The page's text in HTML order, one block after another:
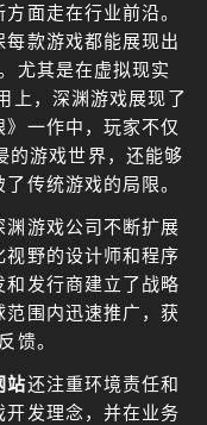
面走在行业前沿。
款游戏都能展现出
尤其是在虚拟现实
上，深渊游戏展现了
一作中，玩家不仅
的游戏世界，还能够
传统游戏的局限。
游戏公司不断扩展
野的设计师和程序
发行商建立了战略
围内迅速推广，获
馈。
站还注重环境责任和
发理念，并在业务